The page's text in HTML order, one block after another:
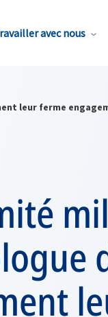
avec nous
leur ferme